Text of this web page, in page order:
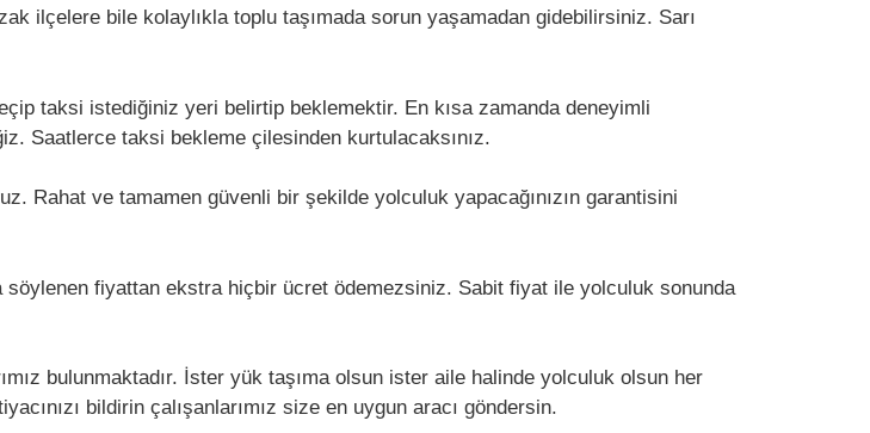
ilçelere bile kolaylıkla toplu taşımada sorun yaşamadan gidebilirsiniz. Sarı
taksi istediğiniz yeri belirtip beklemektir. En kısa zamanda deneyimli
Saatlerce taksi bekleme çilesinden kurtulacaksınız.
Rahat ve tamamen güvenli bir şekilde yolculuk yapacağınızın garantisini
fiyattan ekstra hiçbir ücret ödemezsiniz. Sabit fiyat ile yolculuk sonunda
bulunmaktadır. İster yük taşıma olsun ister aile halinde yolculuk olsun her
bildirin çalışanlarımız size en uygun aracı göndersin.